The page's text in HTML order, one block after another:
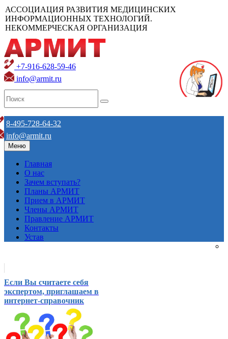
АССОЦИАЦИЯ РАЗВИТИЯ МЕДИЦИНСКИХ
ИНФОРМАЦИОННЫХ ТЕХНОЛОГИЙ.
НЕКОММЕРЧЕСКАЯ ОРГАНИЗАЦИЯ
+7-916-628-59-46
info@armit.ru
8-495-728-64-32
info@armit.ru
Меню
Главная
О нас
Зачем вступать?
Планы АРМИТ
Прием в АРМИТ
Члены АРМИТ
Правление АРМИТ
Контакты
Устав
Если Вы считаете себя
экспертом, приглашаем в
интернет-справочник